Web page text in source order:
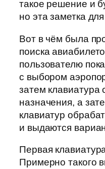
такое решение и
но эта заметка
Вот в чём была
поиска
пользователю
с выбором
затем
назначения, а
клавиатур
и выдаются
Первая
Примерно такого